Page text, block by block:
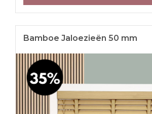
Bamboe Jaloezieën 50 mm